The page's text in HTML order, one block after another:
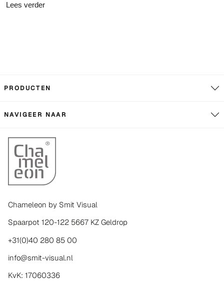
Lees verder
PRODUCTEN
NAVIGEER NAAR
Chameleon by Smit Visual
Spaarpot 120-122 5667 KZ Geldrop
+31(0)40 280 85 00
info@smit-visual.nl
KvK: 17060336